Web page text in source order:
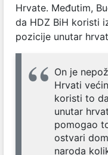
Hrvate. Međutim,
da HDZ BiH koristi
pozicije unutar
On je
Hrvati
koristi to
unutar
pomogao
ostvari
naroda